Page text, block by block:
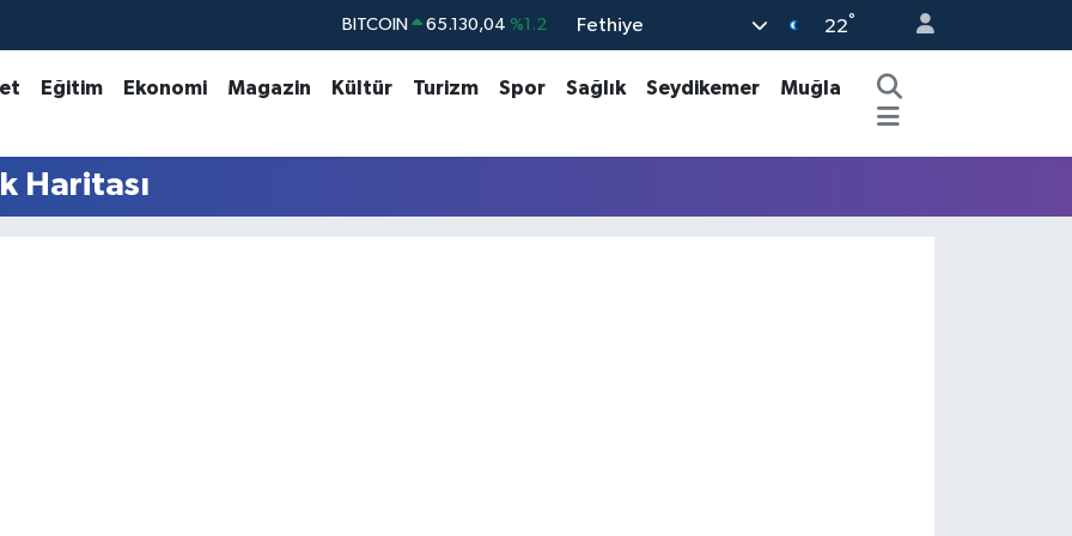
BITCOIN 65.130,04 %1.2
STERLİN 64,4046 %0.35
Fethiye 22°
Eğitim Ekonomi Magazin Kültür Turizm Spor Sağlık Seydikemer
Muğla
Haritası